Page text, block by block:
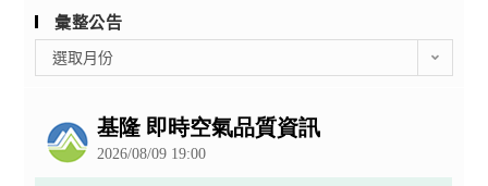
彙整公告
整
選取月份